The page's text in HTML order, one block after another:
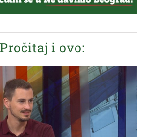
Pročitaj i ovo: